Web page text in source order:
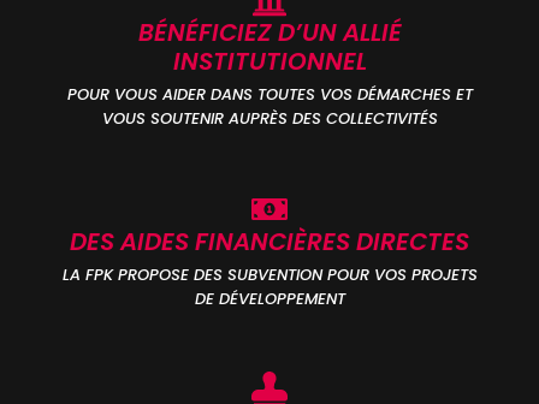
BÉNÉFICIEZ D’UN ALLIÉ
INSTITUTIONNEL
POUR VOUS AIDER DANS TOUTES VOS DÉMARCHES ET
VOUS SOUTENIR AUPRÈS DES COLLECTIVITÉS
DES AIDES FINANCIÈRES DIRECTES
LA FPK PROPOSE DES SUBVENTION POUR VOS PROJETS
DE DÉVELOPPEMENT